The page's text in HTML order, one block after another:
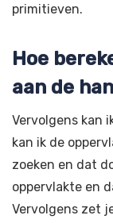
primitieven.
Hoe
aan de
Vervolgens kan
kan ik de
zoeken en dat
oppervlakte en
Vervolgens zet